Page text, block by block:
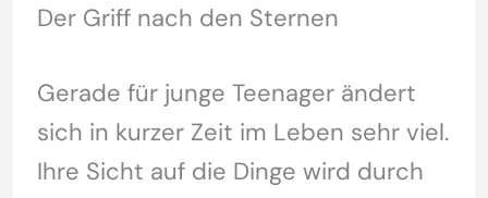
Der Griff nach den Sternen
Gerade für junge Teenager ändert
sich in kurzer Zeit im Leben sehr viel.
Ihre Sicht auf die Dinge wird durch